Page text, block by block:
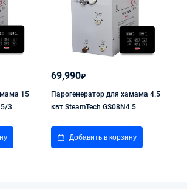
15
3
69,990₽
Парогенератор для хамама 4.5
квт SteamTech GS08N4.5
Добавить в корзину